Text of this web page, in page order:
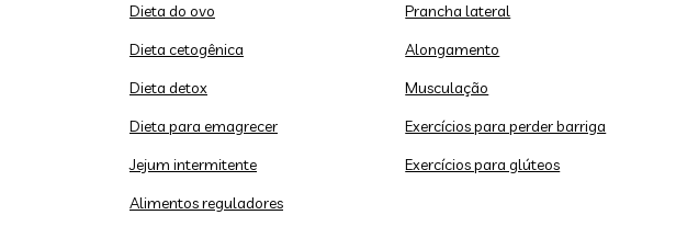
Dieta do ovo
Dieta cetogênica
Dieta detox
Dieta para emagrecer
Jejum intermitente
Alimentos reguladores
Prancha lateral
Alongamento
Musculação
Exercícios para perder barriga
Exercícios para glúteos